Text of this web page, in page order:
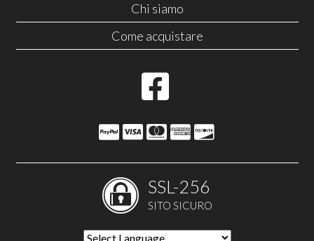
Chi siamo
Come acquistare
SSL-256
SITO SICURO